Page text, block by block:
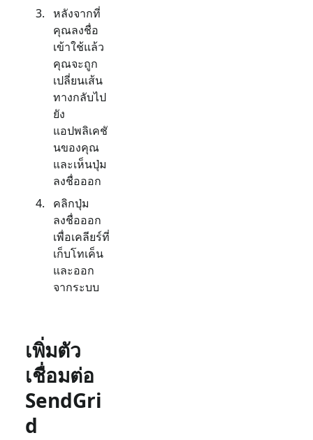
หลังจากที่
คุณลงชื่อ
เข้าใช้แล้ว
คุณจะถูก
เปลี่ยนเส้น
ทางกลับไป
ยัง
แอปพลิเคชั
นของคุณ
และเห็นปุ่ม
ลงชื่อออก
คลิกปุ่ม
ลงชื่อออก
เพื่อเคลียร์ที่
เก็บโทเค็น
และออก
จากระบบ
เพิ่มตัว
เชื่อมต่อ
SendGri
d